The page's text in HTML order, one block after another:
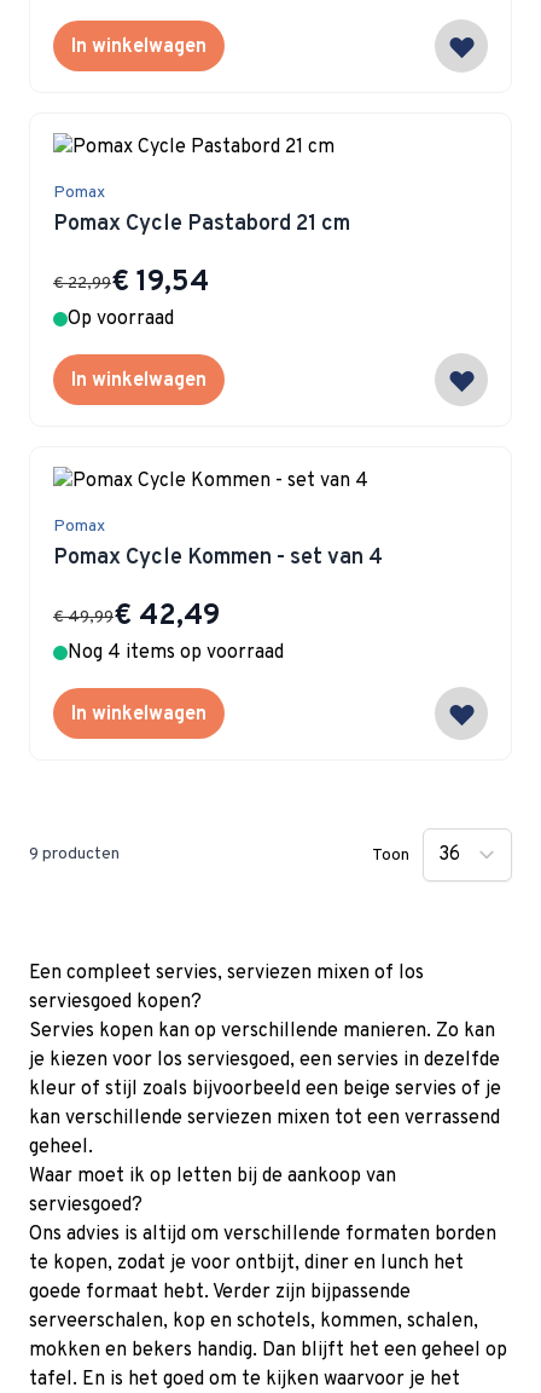
In winkelwagen
Pomax
Pomax Cycle Pastabord 21 cm
Special Price
€ 19,54
€ 22,99
Op voorraad
In winkelwagen
Pomax
Pomax Cycle Kommen - set van 4
Special Price
€ 42,49
€ 49,99
Nog 4 items op voorraad
In winkelwagen
9 producten Toon
Een compleet servies, serviezen mixen of los
serviesgoed kopen?
Servies kopen kan op verschillende manieren. Zo kan
je kiezen voor los serviesgoed, een servies in dezelfde
kleur of stijl zoals bijvoorbeeld een beige servies of je
kan verschillende serviezen mixen tot een verrassend
geheel.
Waar moet ik op letten bij de aankoop van
serviesgoed?
Ons advies is altijd om verschillende formaten borden
te kopen, zodat je voor ontbijt, diner en lunch het
goede formaat hebt. Verder zijn bijpassende
serveerschalen, kop en schotels, kommen, schalen,
mokken en bekers handig. Dan blijft het een geheel op
tafel. En is het goed om te kijken waarvoor je het